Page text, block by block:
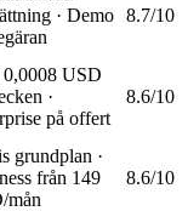
· Demo 8.7/10
0,0008 USD
·
på offert
8.6/10
grundplan ·
från 149
mån
8.6/10